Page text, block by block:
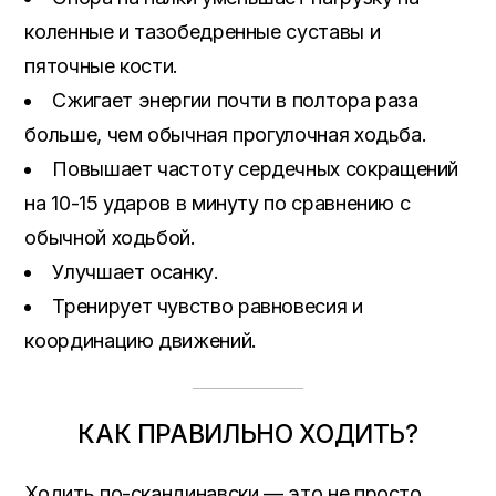
коленные и тазобедренные суставы и
пяточные кости.
Сжигает энергии почти в полтора раза
больше, чем обычная прогулочная ходьба.
Повышает частоту сердечных сокращений
на 10-15 ударов в минуту по сравнению с
обычной ходьбой.
Улучшает осанку.
Тренирует чувство равновесия и
координацию движений.
КАК ПРАВИЛЬНО ХОДИТЬ?